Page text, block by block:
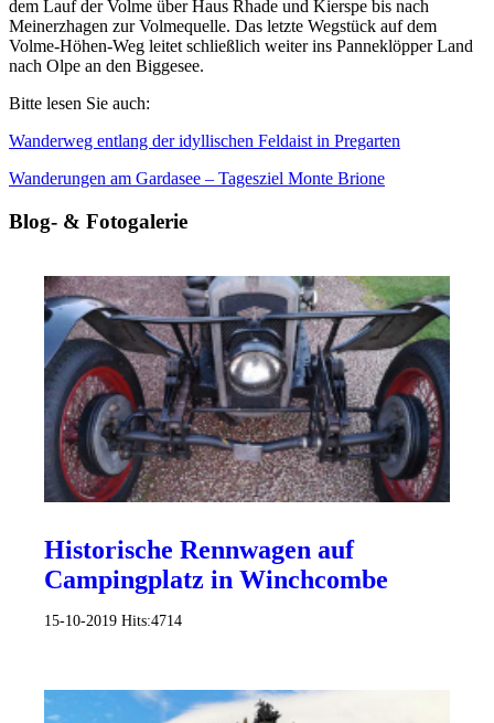
dem Lauf der Volme über Haus Rhade und Kierspe bis nach
Meinerzhagen zur Volmequelle. Das letzte Wegstück auf dem
Volme-Höhen-Weg leitet schließlich weiter ins Panneklöpper Land
nach Olpe an den Biggesee.
Bitte lesen Sie auch:
Wanderweg entlang der idyllischen Feldaist in Pregarten
Wanderungen am Gardasee – Tagesziel Monte Brione
Blog- & Fotogalerie
Historische Rennwagen auf
Campingplatz in Winchcombe
15-10-2019 Hits:4714